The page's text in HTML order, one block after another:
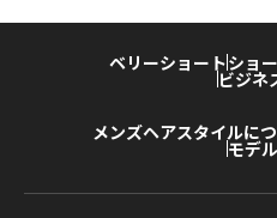
ベリーショートショ
ビジネ
メンズヘアスタイルに
モデ